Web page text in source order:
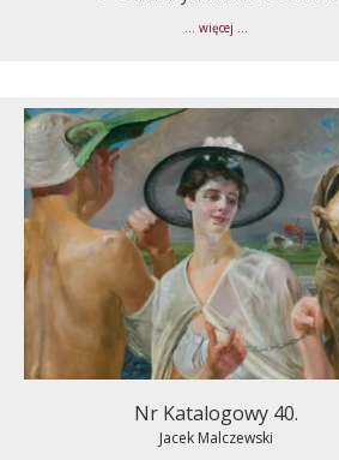
... więcej ...
Nr Katalogowy 40.
Jacek Malczewski